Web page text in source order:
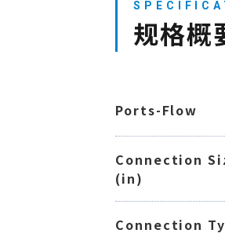
规格概
Ports-Flow
Connection
(in)
Connection